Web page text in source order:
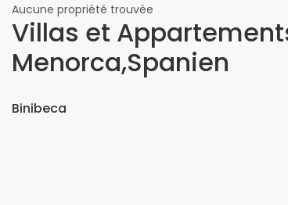
Aucune propriété trouvée
Villas et
Menorca,Spanien
Binibeca